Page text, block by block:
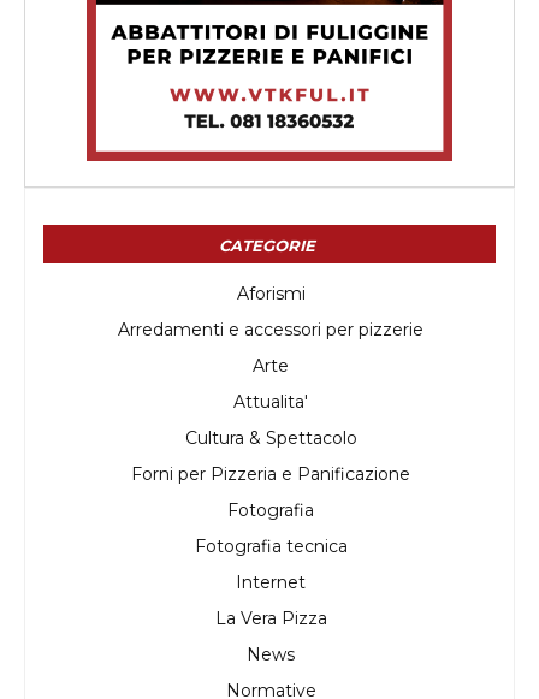
CATEGORIE
Aforismi
Arredamenti e accessori per pizzerie
Arte
Attualita'
Cultura & Spettacolo
Forni per Pizzeria e Panificazione
Fotografia
Fotografia tecnica
Internet
La Vera Pizza
News
Normative